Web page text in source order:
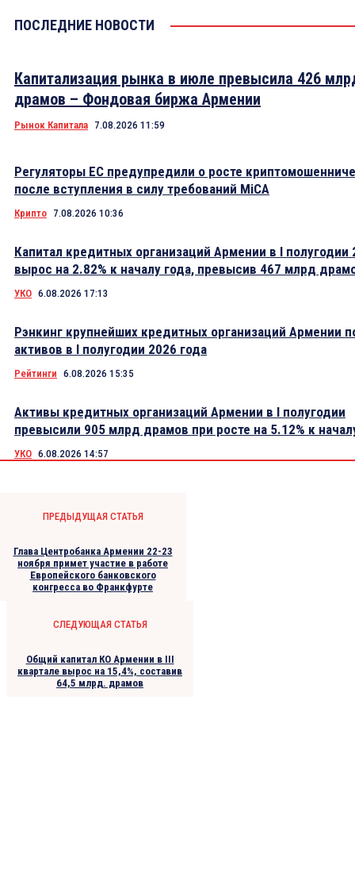
ПОСЛЕДНИЕ НОВОСТИ
Капитализация рынка в июле превысила 426
драмов – Фондовая биржа Армении
Рынок Капитала 7.08.2026 11:59
Регуляторы ЕС предупредили о росте
после вступления в силу требований MiCA
Крипто 7.08.2026 10:36
Капитал кредитных организаций Армении в I полугодии
вырос на 2.82% к началу года, превысив 467 млрд
УКО 6.08.2026 17:13
Рэнкинг крупнейших кредитных организаций Армении
активов в I полугодии 2026 года
Рейтинги 6.08.2026 15:35
Активы кредитных организаций Армении в I полугодии
превысили 905 млрд драмов при росте на 5.12% к
УКО 6.08.2026 14:57
ПРЕДЫДУЩАЯ СТАТЬЯ
Глава Центробанка Армении 22-23
ноября примет участие в работе
Европейского банковского
конгресса во Франкфурте
СЛЕДУЮЩАЯ СТАТЬЯ
Общий капитал КО Армении в III
квартале вырос на 15,4%, составив
64,5 млрд. драмов